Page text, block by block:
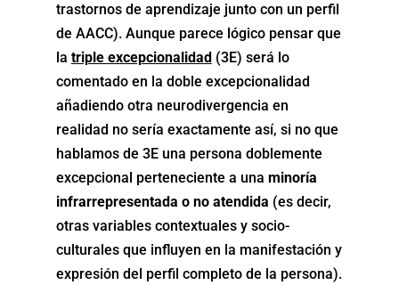
trastornos de aprendizaje junto con un perfil
de AACC). Aunque parece lógico pensar que
la triple excepcionalidad(3E) será lo
comentado en la doble excepcionalidad
añadiendo otra neurodivergencia en
realidad no sería exactamente así, si no que
hablamos de 3E una persona doblemente
excepcional perteneciente a una minoría
infrarrepresentada o no atendida (es decir,
otras variables contextuales y socio-
culturales que influyen en la manifestación y
expresión del perfil completo de la persona).